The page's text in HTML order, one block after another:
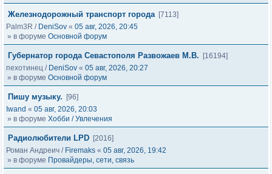
Железнодорожный транспорт города [7113]
Palm3R / DeniSov « 05 авг, 2026, 20:45
» в форуме Основной форум
Губернатор города Севастополя Развожаев М.В.
[16194]
пехотинец / DeniSov « 05 авг, 2026, 20:27
» в форуме Основной форум
Пишу музыку.
[96]
Iwand « 05 авг, 2026, 20:03
» в форуме Хобби / Увлечения
Радиолюбители LPD [2016]
Роман Андреич / Firemaks « 05 авг, 2026, 19:42
» в форуме Провайдеры, сети, связь